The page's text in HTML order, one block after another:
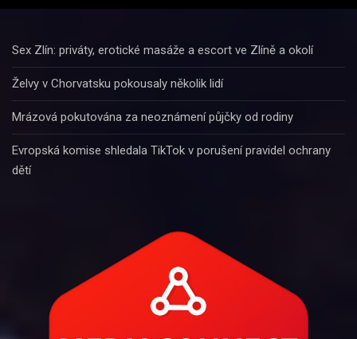
Sex Zlín: priváty, erotické masáže a escort ve Zlíně a okolí
Želvy v Chorvatsku pokousaly několik lidí
Mrázová pokutována za neoznámení půjčky od rodiny
Evropská komise shledala TikTok v porušení pravidel ochrany
dětí